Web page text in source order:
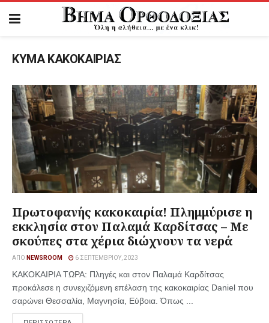
ΚΥΜΑ ΚΑΚΟΚΑΙΡΙΑΣ
Πρωτοφανής κακοκαιρία! Πλημμύρισε η
εκκλησία στον Παλαμά Καρδίτσας – Με
σκούπες στα χέρια διώχνουν τα νερά
ΑΠΌ NEWSROOM 6 ΣΕΠΤΕΜΒΡΊΟΥ, 2023
ΚΑΚΟΚΑΙΡΙΑ ΤΩΡΑ: Πληγές και στον Παλαμά Καρδίτσας
προκάλεσε η συνεχιζόμενη επέλαση της κακοκαιρίας Daniel που
σαρώνει Θεσσαλία, Μαγνησία, Εύβοια. Όπως ...